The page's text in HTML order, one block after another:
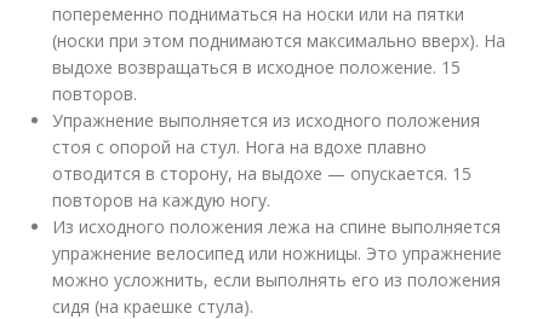
попеременно подниматься на носки или на пятки
(носки при этом поднимаются максимально вверх). На
выдохе возвращаться в исходное положение. 15
повторов.
Упражнение выполняется из исходного положения
стоя с опорой на стул. Нога на вдохе плавно
отводится в сторону, на выдохе — опускается. 15
повторов на каждую ногу.
Из исходного положения лежа на спине выполняется
упражнение велосипед или ножницы. Это упражнение
можно усложнить, если выполнять его из положения
сидя (на краешке стула).